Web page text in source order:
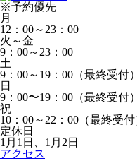
※予約優先
月
12：00～23：00
火～金
9：00～23：00
土
9：00～19：00（最終受付）
日
9：00〜19：00（最終受付）
祝
10：00～22：00（最終受付
定休日
1月1日、1月2日
アクセス